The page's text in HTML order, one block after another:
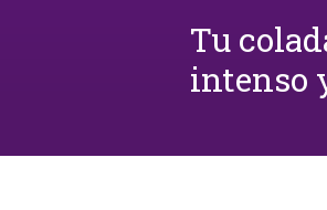
Tu
intenso